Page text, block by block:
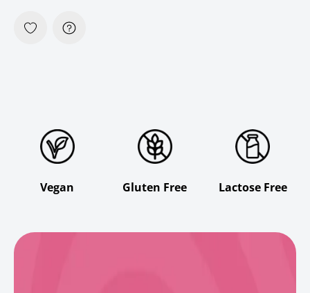
Vegan Gluten Free Lactose Free